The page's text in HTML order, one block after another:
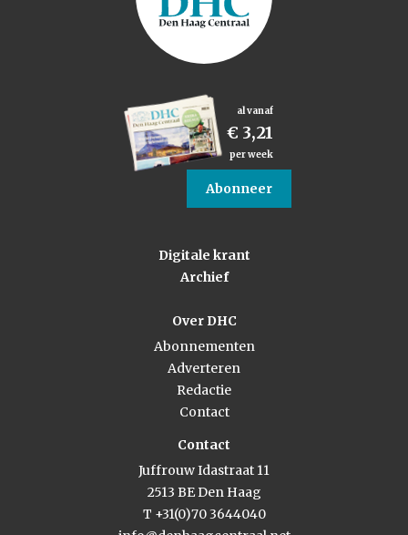
al vanaf
€ 3,21
per week
Abonneer
Digitale krant
Archief
Over DHC
Abonnementen
Adverteren
Redactie
Contact
Contact
Juffrouw Idastraat 11
2513 BE Den Haag
T +31(0)70 3644040